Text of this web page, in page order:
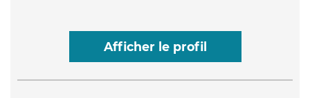
Afficher le profil